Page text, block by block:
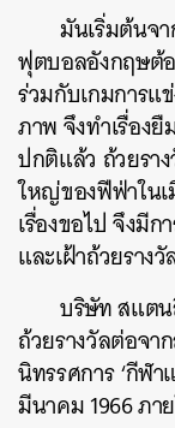
มันเริ่มต้นจ
ฟุตบอลอังกฤษต้
ร่วมกับเกมการแ
ภาพ จึงทำเรื่องยื
ปกติแล้ว ถ้วยรา
ใหญ่ของฟีฟ่าใน
เรื่องขอไป จึงมี
และเฝ้าถ้วยราง
บริษัท สแต
ถ้วยรางวัลต่อจ
นิทรรศการ ‘กีฬ
มีนาคม 1966 ภา